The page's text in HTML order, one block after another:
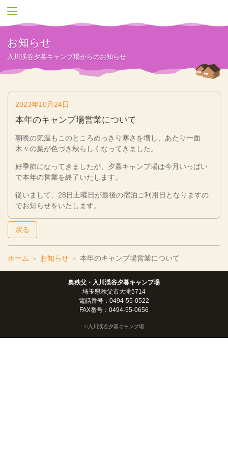
お知らせ
入川渓谷夕暮キャンプ場からのお知らせ
2023年10月24日
本年のキャンプ場営業について
朝晩の気温もこのところめっきり寒さを増し、あたり一面
木々の葉が色づき秋らしくなってきました。
好季節になってきましたが、夕暮キャンプ場は今月いっぱい
で本年の営業を終了いたします。
従いまして、28日土曜日が最後の宿泊ご利用日となりますの
でお知らせをいたします。
戻る
ホーム お知らせ 本年のキャンプ場営業について
奥秩父・入川渓谷夕暮キャンプ場
埼玉県秩父市大滝5714
電話番号：0494-55-0522
FAX番号：0494-55-0656
©入川渓谷夕暮キャンプ場